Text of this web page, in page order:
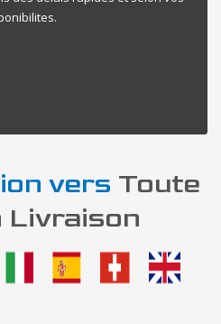
vers Toute
Livraison